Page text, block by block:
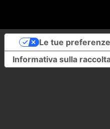
Informativa sulla
Le tue